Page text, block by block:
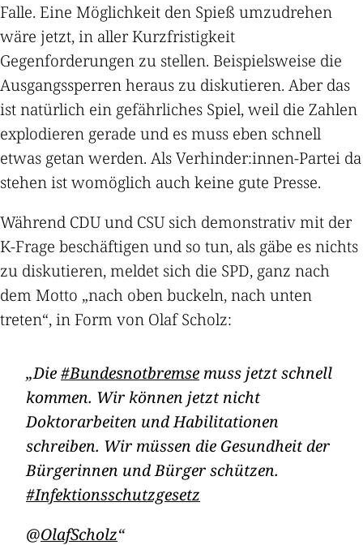
Falle. Eine Möglichkeit den Spieß umzudrehen
wäre jetzt, in aller Kurzfristigkeit
Gegenforderungen zu stellen. Beispielsweise die
Ausgangssperren heraus zu diskutieren. Aber das
ist natürlich ein gefährliches Spiel, weil die Zahlen
explodieren gerade und es muss eben schnell
etwas getan werden. Als Verhinder:innen-Partei da
stehen ist womöglich auch keine gute Presse.
Während CDU und CSU sich demonstrativ mit der
K-Frage beschäftigen und so tun, als gäbe es nichts
zu diskutieren, meldet sich die SPD, ganz nach
dem Motto „nach oben buckeln, nach unten
treten“, in Form von Olaf Scholz:
Die#Bundesnotbremse muss jetzt schnell
kommen. Wir können jetzt nicht
Doktorarbeiten und Habilitationen
schreiben. Wir müssen die Gesundheit der
Bürgerinnen und Bürger schützen.
#Infektionsschutzgesetz
@OlafScholz